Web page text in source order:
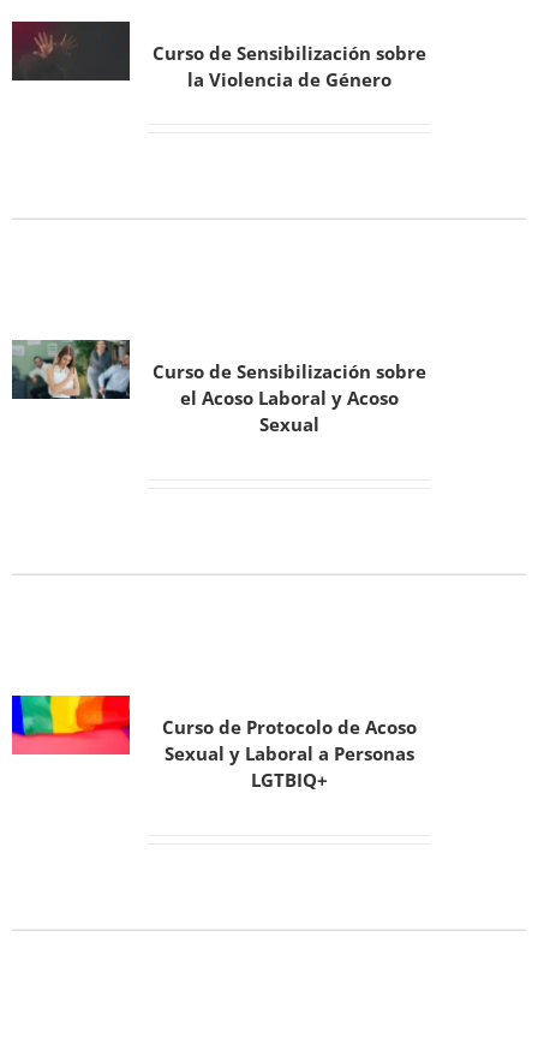
Curso de Sensibilización sobre
la Violencia de Género
Curso de Sensibilización sobre
el Acoso Laboral y Acoso
Sexual
Curso de Protocolo de Acoso
Sexual y Laboral a Personas
LGTBIQ+